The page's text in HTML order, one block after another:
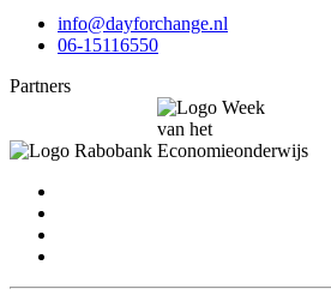
info@dayforchange.nl
06-15116550
Partners